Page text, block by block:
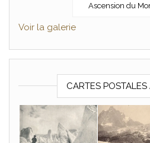
Ascension du
Voir la galerie
CARTES